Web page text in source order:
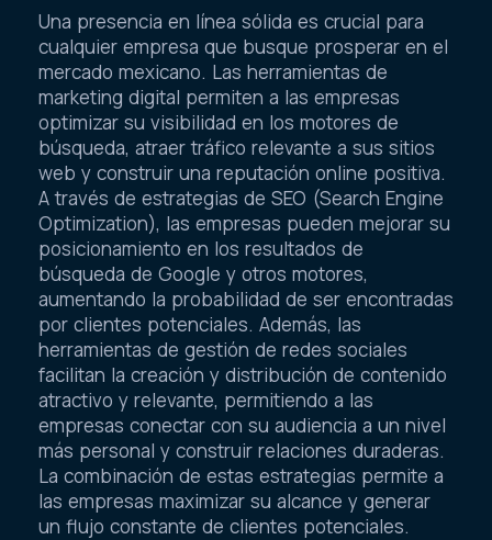
Una presencia en línea sólida es crucial para
cualquier empresa que busque prosperar en el
mercado mexicano. Las herramientas de
marketing digital permiten a las empresas
optimizar su visibilidad en los motores de
búsqueda, atraer tráfico relevante a sus sitios
web y construir una reputación online positiva.
A través de estrategias de SEO (Search Engine
Optimization), las empresas pueden mejorar su
posicionamiento en los resultados de
búsqueda de Google y otros motores,
aumentando la probabilidad de ser encontradas
por clientes potenciales. Además, las
herramientas de gestión de redes sociales
facilitan la creación y distribución de contenido
atractivo y relevante, permitiendo a las
empresas conectar con su audiencia a un nivel
más personal y construir relaciones duraderas.
La combinación de estas estrategias permite a
las empresas maximizar su alcance y generar
un flujo constante de clientes potenciales.